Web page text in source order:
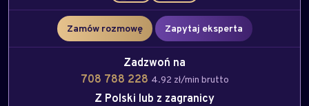
Zamów rozmowę Zapytaj eksperta
Zadzwoń na
708 788 228 4.92 zł/min brutto
Z Polski lub z zagranicy